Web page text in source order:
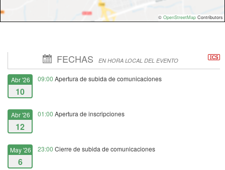
© OpenStreetMap Contributors
FECHAS EN HORA LOCAL DEL EVENTO
Abr '26
10
09:00 Apertura de subida de comunicaciones
Abr '26
12
01:00 Apertura de inscripciones
May '26
6
23:00 Cierre de subida de comunicaciones